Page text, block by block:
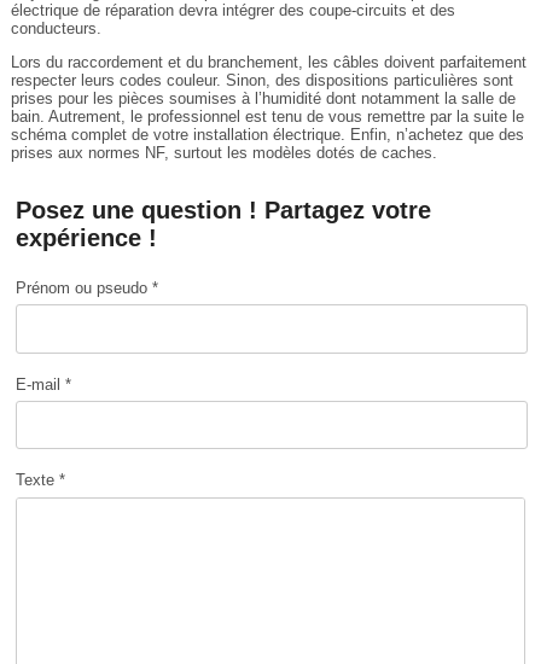
électrique de réparation devra intégrer des coupe-circuits et des
conducteurs.
Lors du raccordement et du branchement, les câbles doivent parfaitement
respecter leurs codes couleur. Sinon, des dispositions particulières sont
prises pour les pièces soumises à l’humidité dont notamment la salle de
bain. Autrement, le professionnel est tenu de vous remettre par la suite le
schéma complet de votre installation électrique. Enfin, n’achetez que des
prises aux normes NF, surtout les modèles dotés de caches.
Posez une question ! Partagez votre
expérience !
Prénom ou pseudo *
E-mail *
Texte *